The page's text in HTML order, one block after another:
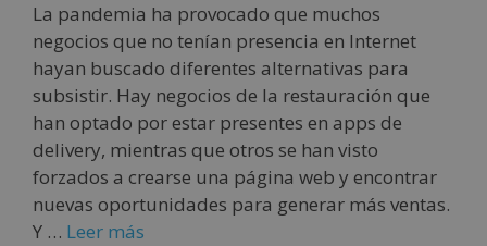
La pandemia ha provocado que muchos
negocios que no tenían presencia en Internet
hayan buscado diferentes alternativas para
subsistir. Hay negocios de la restauración que
han optado por estar presentes en apps de
delivery, mientras que otros se han visto
forzados a crearse una página web y encontrar
nuevas oportunidades para generar más ventas.
Y … Leer más